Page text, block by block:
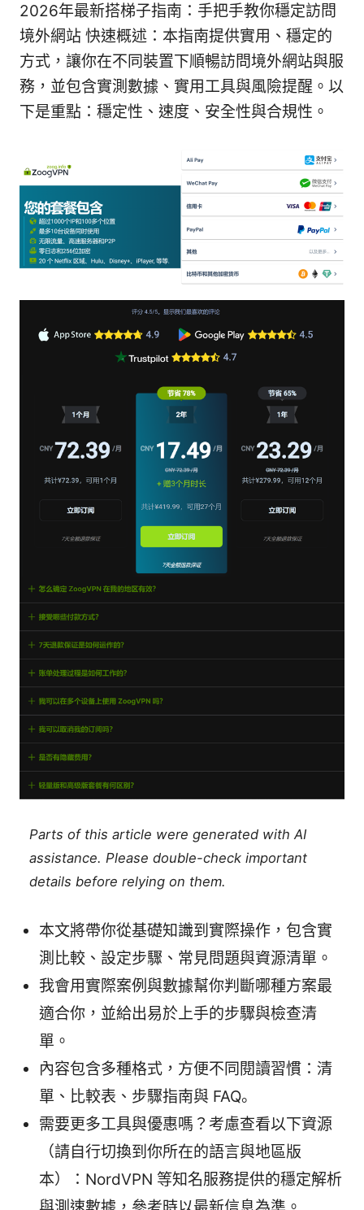
2026年最新搭梯子指南：手把手教你穩定訪問
境外網站 快速概述：本指南提供實用、穩定的
方式，讓你在不同裝置下順暢訪問境外網站與服
務，並包含實測數據、實用工具與風險提醒。以
下是重點：穩定性、速度、安全性與合規性。
Parts of this article were generated with AI
assistance. Please double-check important
details before relying on them.
本文將帶你從基礎知識到實際操作，包含實
測比較、設定步驟、常見問題與資源清單。
我會用實際案例與數據幫你判斷哪種方案最
適合你，並給出易於上手的步驟與檢查清
單。
內容包含多種格式，方便不同閱讀習慣：清
單、比較表、步驟指南與 FAQ。
需要更多工具與優惠嗎？考慮查看以下資源
（請自行切換到你所在的語言與地區版
本）：NordVPN 等知名服務提供的穩定解析